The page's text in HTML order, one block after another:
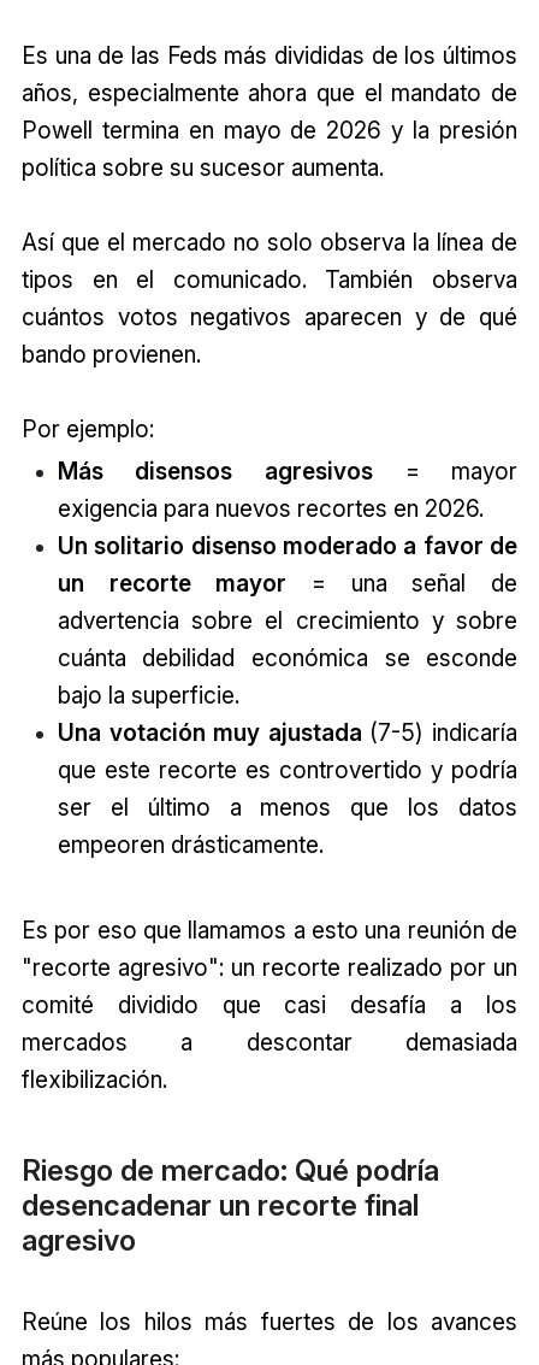
Es una de las Feds más divididas de los últimos
años, especialmente ahora que el mandato de
Powell termina en mayo de 2026 y la presión
política sobre su sucesor aumenta.
Así que el mercado no solo observa la línea de
tipos en el comunicado. También observa
cuántos votos negativos aparecen y de qué
bando provienen.
Por ejemplo:
Más disensos agresivos= mayor
exigencia para nuevos recortes en 2026.
Un solitario disenso moderado a favor de
un recorte mayor = una señal de
advertencia sobre el crecimiento y sobre
cuánta debilidad económica se esconde
bajo la superficie.
Una votación muy ajustada (7-5) indicaría
que este recorte es controvertido y podría
ser el último a menos que los datos
empeoren drásticamente.
Es por eso que llamamos a esto una reunión de
"recorte agresivo": un recorte realizado por un
comité dividido que casi desafía a los
mercados a descontar demasiada
flexibilización.
Riesgo de mercado: Qué podría
desencadenar un recorte final
agresivo
Reúne los hilos más fuertes de los avances